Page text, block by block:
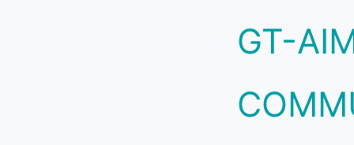
GT-